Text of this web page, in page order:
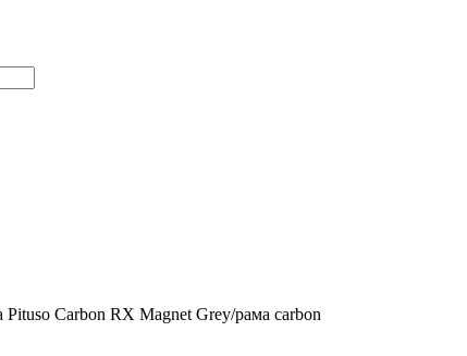
Pituso Carbon RX Magnet Grey/рама carbon